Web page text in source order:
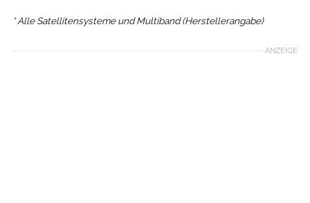
* Alle Satellitensysteme und Multiband (Herstellerangabe)
ANZEIGE